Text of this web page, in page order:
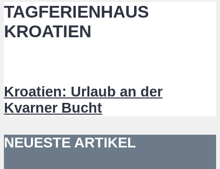
TAGFERIENHAUS
KROATIEN
Kroatien: Urlaub an der
Kvarner Bucht
NEUESTE ARTIKEL